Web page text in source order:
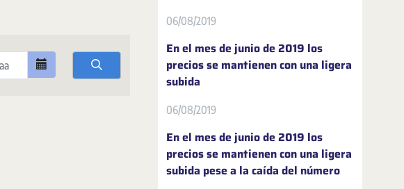
06/08/2019
En el mes de junio de 2019 los
precios se mantienen con una ligera
subida
06/08/2019
En el mes de junio de 2019 los
precios se mantienen con una ligera
subida pese a la caída del número